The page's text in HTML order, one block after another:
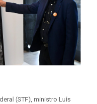
(STF), ministro Luís